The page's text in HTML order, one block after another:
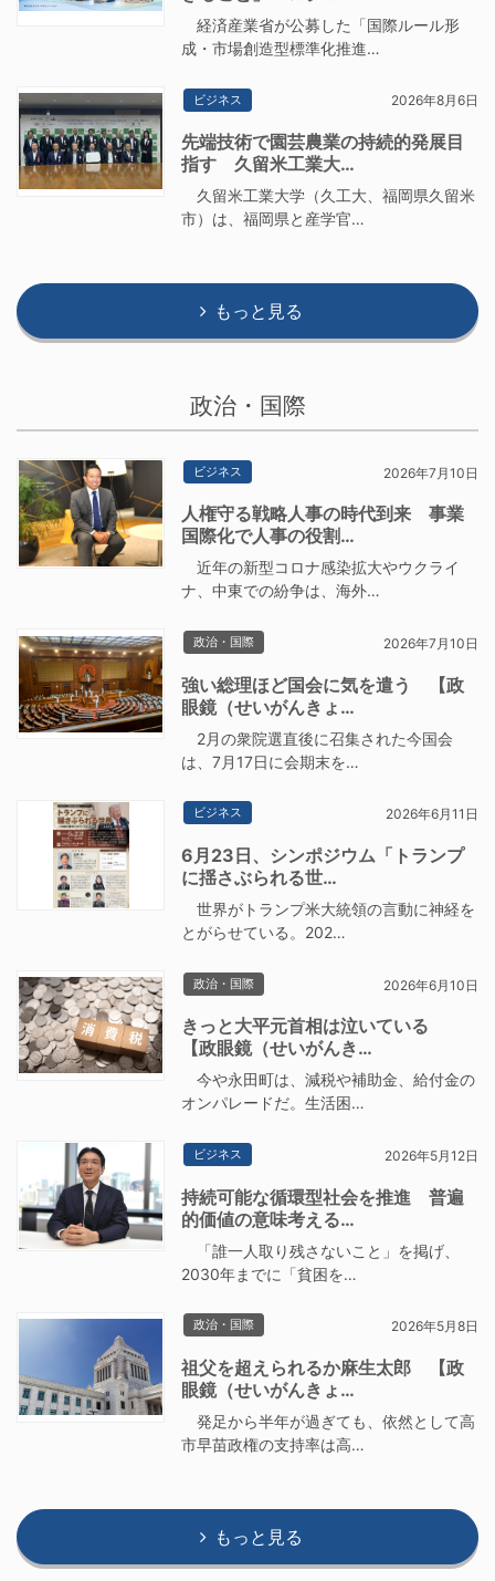
経済産業省が公募した「国際ルール形
成・市場創造型標準化推進…
ビジネス 2026年8月6日
先端技術で園芸農業の持続的発展目
指す 久留米工業大…
久留米工業大学（久工大、福岡県久留米
市）は、福岡県と産学官…
もっと見る
政治・国際
ビジネス 2026年7月10日
人権守る戦略人事の時代到来 事業
国際化で人事の役割…
近年の新型コロナ感染拡大やウクライ
ナ、中東での紛争は、海外…
政治・国際 2026年7月10日
強い総理ほど国会に気を遣う 【政
眼鏡（せいがんきょ…
2月の衆院選直後に召集された今国会
は、7月17日に会期末を…
ビジネス 2026年6月11日
6月23日、シンポジウム「トランプ
に揺さぶられる世…
世界がトランプ米大統領の言動に神経を
とがらせている。202…
政治・国際 2026年6月10日
きっと大平元首相は泣いている
【政眼鏡（せいがんき…
今や永田町は、減税や補助金、給付金の
オンパレードだ。生活困…
ビジネス 2026年5月12日
持続可能な循環型社会を推進 普遍
的価値の意味考える…
「誰一人取り残さないこと」を掲げ、
2030年までに「貧困を…
政治・国際 2026年5月8日
祖父を超えられるか麻生太郎 【政
眼鏡（せいがんきょ…
発足から半年が過ぎても、依然として高
市早苗政権の支持率は高…
もっと見る